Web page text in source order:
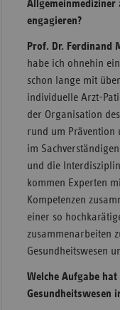
Allgemeinmediziner
engagieren?
Prof. Dr. Ferdinand
habe ich ohnehin
schon lange mit
individuelle Arzt-
der Organisation
rund um Prävention
im
und die
kommen Experten
Kompetenzen
einer so
zusammenarbeiten
Gesundheitswesen
Welche Aufgabe
Gesundheitswesen